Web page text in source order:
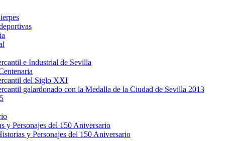
e Industrial de Sevilla
del Siglo XXI
galardonado con la Medalla de la Ciudad de Sevilla 2013
y Personajes del 150 Aniversario
y Personajes del 150 Aniversario